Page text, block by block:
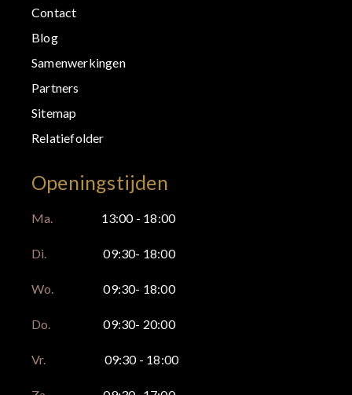
Contact
Blog
Samenwerkingen
Partners
Sitemap
Relatiefolder
Openingstijden
Ma. 13:00 - 18:00
Di. 09:30- 18:00
Wo. 09:30- 18:00
Do. 09:30- 20:00
Vr. 09:30 - 18:00